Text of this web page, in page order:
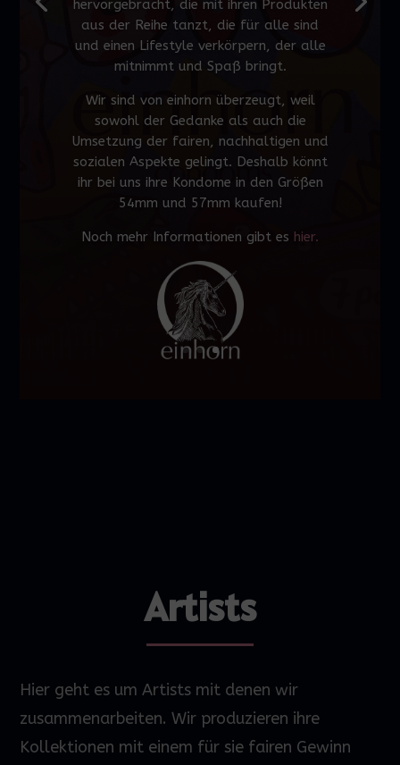
hervorgebracht, die mit ihren Produkten
aus der Reihe tanzt, die für alle sind
und einen Lifestyle verkörpern, der alle
mitnimmt und Spaß bringt.
Wir sind von einhorn überzeugt, weil
sowohl der Gedanke als auch die
Umsetzung der fairen, nachhaltigen und
sozialen Aspekte gelingt. Deshalb könnt
ihr bei uns ihre Kondome in den Größen
54mm und 57mm kaufen!
Noch mehr Informationen gibt es hier.
Artists
Hier geht es um Artists mit denen wir
zusammenarbeiten. Wir produzieren ihre
Kollektionen mit einem für sie fairen Gewinn